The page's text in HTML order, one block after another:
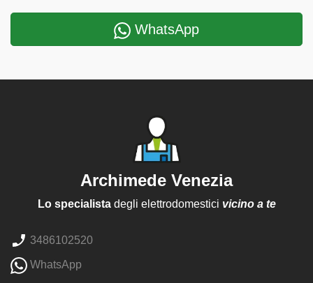
WhatsApp
Archimede Venezia
Lo specialistadegli elettrodomestici vicino a te
3486102520
WhatsApp